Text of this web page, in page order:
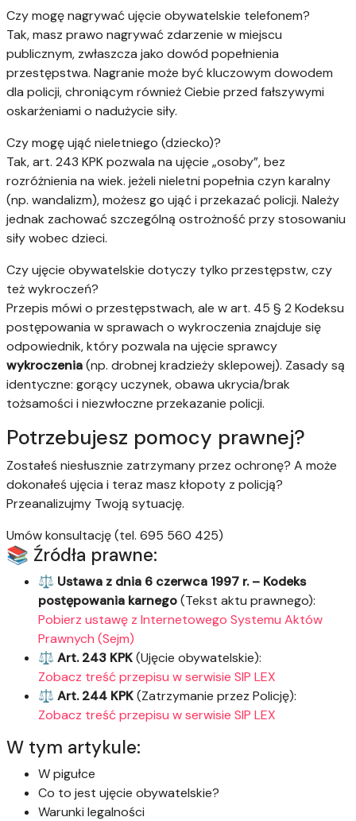
Czy mogę nagrywać ujęcie obywatelskie telefonem?
Tak, masz prawo nagrywać zdarzenie w miejscu
publicznym, zwłaszcza jako dowód popełnienia
przestępstwa. Nagranie może być kluczowym dowodem
dla policji, chroniącym również Ciebie przed fałszywymi
oskarżeniami o nadużycie siły.
Czy mogę ująć nieletniego (dziecko)?
Tak, art. 243 KPK pozwala na ujęcie „osoby”, bez
rozróżnienia na wiek. jeżeli nieletni popełnia czyn karalny
(np. wandalizm), możesz go ująć i przekazać policji. Należy
jednak zachować szczególną ostrożność przy stosowaniu
siły wobec dzieci.
Czy ujęcie obywatelskie dotyczy tylko przestępstw, czy
też wykroczeń?
Przepis mówi o przestępstwach, ale w art. 45 § 2 Kodeksu
postępowania w sprawach o wykroczenia znajduje się
odpowiednik, który pozwala na ujęcie sprawcy
wykroczenia(np. drobnej kradzieży sklepowej). Zasady są
identyczne: gorący uczynek, obawa ukrycia/brak
tożsamości i niezwłoczne przekazanie policji.
Potrzebujesz pomocy prawnej?
Zostałeś niesłusznie zatrzymany przez ochronę? A może
dokonałeś ujęcia i teraz masz kłopoty z policją?
Przeanalizujmy Twoją sytuację.
Umów konsultację (tel. 695 560 425)
📚 Źródła prawne:
⚖️ Ustawa z dnia 6 czerwca 1997 r. – Kodeks
postępowania karnego(Tekst aktu prawnego):
Pobierz ustawę z Internetowego Systemu Aktów
Prawnych (Sejm)
⚖️ Art. 243 KPK(Ujęcie obywatelskie):
Zobacz treść przepisu w serwisie SIP LEX
⚖️ Art. 244 KPK(Zatrzymanie przez Policję):
Zobacz treść przepisu w serwisie SIP LEX
W tym artykule:
W pigułce
Co to jest ujęcie obywatelskie?
Warunki legalności